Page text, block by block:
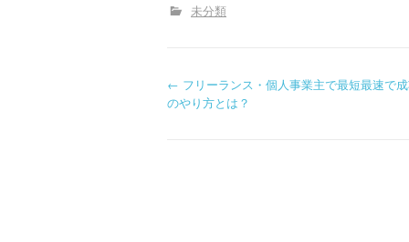
未分類
P
← フリーランス・個人事業主で最短最速で
のやり方とは？